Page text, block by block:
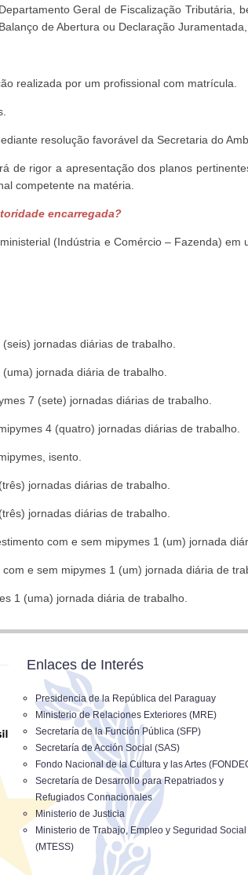
Geral de Fiscalização Tributária,
de Abertura ou Declaração
realizada por um profissional com matrícula.
resolução favorável da Secretaria do
de rigor a apresentação dos planos
competente na matéria.
encarregada?
(Indústria e Comércio – Fazenda)
jornadas diárias de trabalho.
jornada diária de trabalho.
7 (sete) jornadas diárias de trabalho.
4 (quatro) jornadas diárias de trabalho.
isento.
jornadas diárias de trabalho.
jornadas diárias de trabalho.
com e sem mipymes 1 (um) jornada
e sem mipymes 1 (um) jornada diária de
1 (uma) jornada diária de trabalho.
Enlaces de Interés
Presidencia de la República del Paraguay
Ministerio de Relaciones Exteriores (MRE)
Secretaría de la Función Pública (SFP)
Secretaría de Acción Social (SAS)
Fondo Nacional de la Cultura y las Artes
Secretaría de Desarrollo para Repatriados y
Refugiados Connacionales
Ministerio de Justicia
Ministerio de Trabajo, Empleo y Seguridad Social
(MTESS)